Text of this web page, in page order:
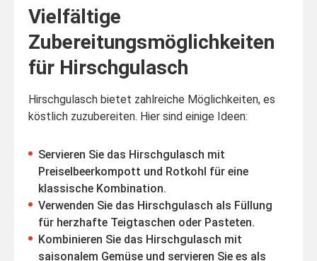
Vielfältige
Zubereitungsmöglichkeiten
für Hirschgulasch
Hirschgulasch bietet zahlreiche Möglichkeiten, es
köstlich zuzubereiten. Hier sind einige Ideen:
Servieren Sie das Hirschgulasch mit
Preiselbeerkompott und Rotkohl für eine
klassische Kombination.
Verwenden Sie das Hirschgulasch als Füllung
für herzhafte Teigtaschen oder Pasteten.
Kombinieren Sie das Hirschgulasch mit
saisonalem Gemüse und servieren Sie es als